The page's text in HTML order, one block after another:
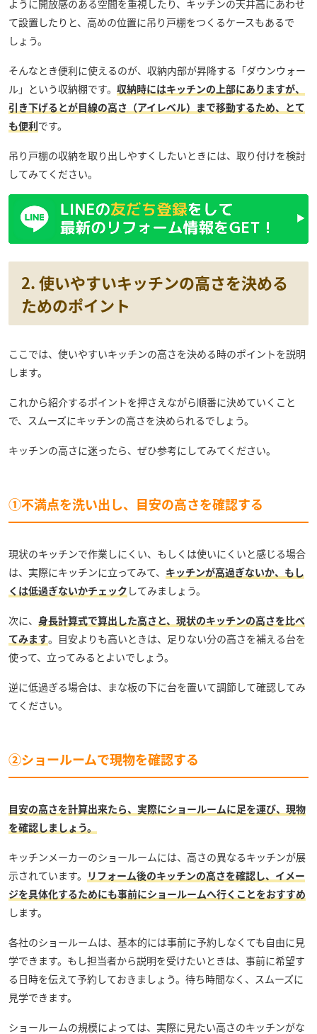
ように開放感のある空間を重視したり、キッチンの天井高にあわせ
て設置したりと、高めの位置に吊り戸棚をつくるケースもあるで
しょう。
そんなとき便利に使えるのが、収納内部が昇降する「ダウンウォー
ル」という収納棚です。 収納時にはキッチンの上部にありますが、
引き下げるとが目線の高さ（アイレベル）まで移動するため、とて
も便利です。
吊り戸棚の収納を取り出しやすくしたいときには、取り付けを検討
してみてください。
2. 使いやすいキッチンの高さを決める
ためのポイント
ここでは、使いやすいキッチンの高さを決める時のポイントを説明
します。
これから紹介するポイントを押さえながら順番に決めていくこと
で、スムーズにキッチンの高さを決められるでしょう。
キッチンの高さに迷ったら、ぜひ参考にしてみてください。
①不満点を洗い出し、目安の高さを確認する
現状のキッチンで作業しにくい、もしくは使いにくいと感じる場合
は、実際にキッチンに立ってみて、 キッチンが高過ぎないか、もし
くは低過ぎないかチェック してみましょう。
次に、 身長計算式で算出した高さと、現状のキッチンの高さを比べ
てみます。目安よりも高いときは、足りない分の高さを補える台を
使って、立ってみるとよいでしょう。
逆に低過ぎる場合は、まな板の下に台を置いて調節して確認してみ
てください。
②ショールームで現物を確認する
目安の高さを計算出来たら、実際にショールームに足を運び、現物
を確認しましょう。
キッチンメーカーのショールームには、高さの異なるキッチンが展
示されています。 リフォーム後のキッチンの高さを確認し、イメー
ジを具体化するためにも事前にショールームへ行くことをおすすめ
します。
各社のショールームは、基本的には事前に予約しなくても自由に見
学できます。もし担当者から説明を受けたいときは、事前に希望す
る日時を伝えて予約しておきましょう。待ち時間なく、スムーズに
見学できます。
ショールームの規模によっては、実際に見たい高さのキッチンがな